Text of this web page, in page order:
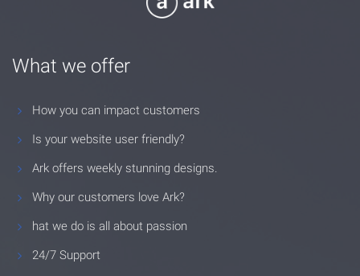
What we offer
How you can impact customers
Is your website user friendly?
Ark offers weekly stunning designs.
Why our customers love Ark?
hat we do is all about passion
24/7 Support